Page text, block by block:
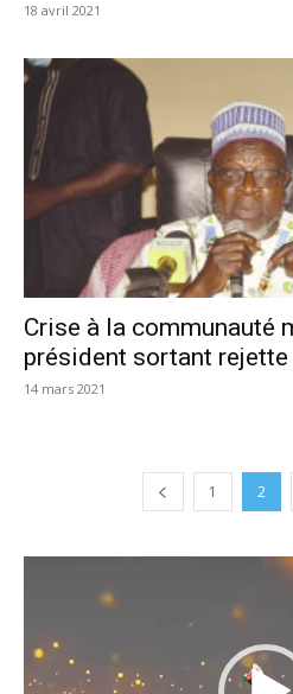
18 avril 2021
Crise à la communauté
président sortant rejette
14 mars 2021
1 2